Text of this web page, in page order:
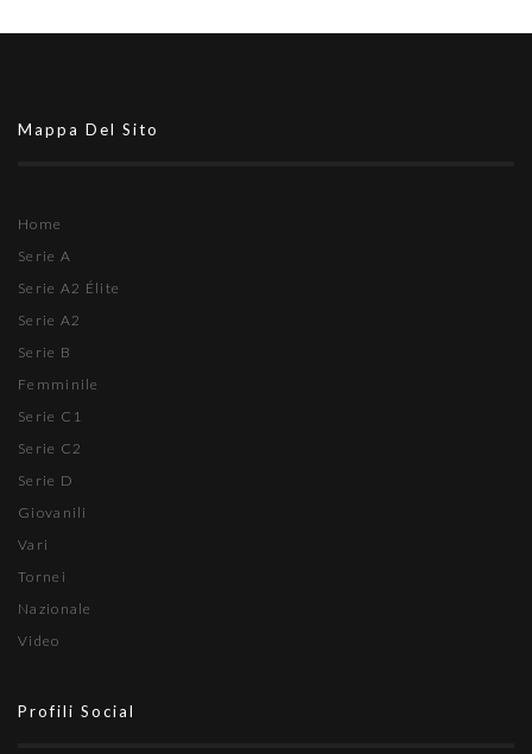
Mappa Del Sito
Home
Serie A
Serie A2 Élite
Serie A2
Serie B
Femminile
Serie C1
Serie C2
Serie D
Giovanili
Vari
Tornei
Nazionale
Video
Profili Social